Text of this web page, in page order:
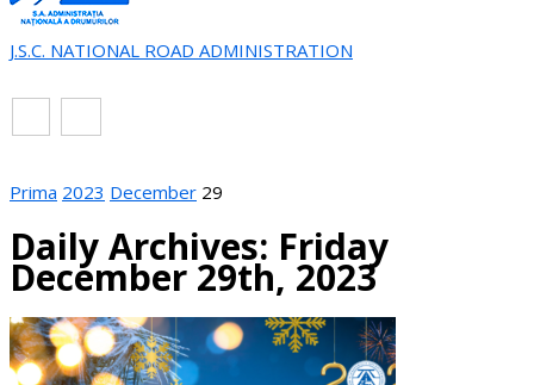
J.S.C. NATIONAL ROAD ADMINISTRATION
Prima 2023 December 29
Daily Archives: Friday
December 29th, 2023